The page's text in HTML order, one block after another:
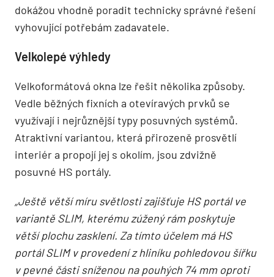
dokážou vhodně poradit technicky správné řešení
vyhovující potřebám zadavatele.
Velkolepé výhledy
Velkoformátová okna lze řešit několika způsoby.
Vedle běžných fixních a otevíravých prvků se
využívají i nejrůznější typy posuvných systémů.
Atraktivní variantou, která přirozeně prosvětlí
interiér a propojí jej s okolím, jsou zdvižně
posuvné HS portály.
„Ještě větší míru světlosti zajišťuje HS portál ve
variantě SLIM, kterému zúžený rám poskytuje
větší plochu zasklení. Za tímto účelem má HS
portál SLIM v provedení z hliníku pohledovou šířku
v pevné části sníženou na pouhých 74 mm oproti